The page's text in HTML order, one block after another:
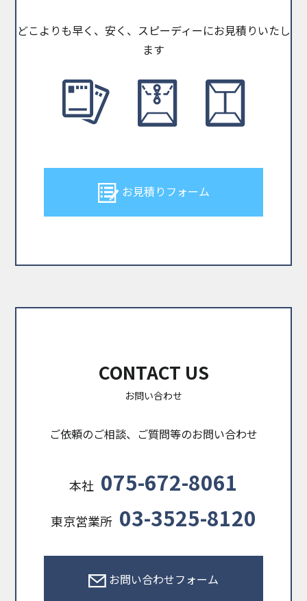
どこよりも早く、安く、スピーディーにお見積りいたし
ます
お見積りフォーム
CONTACT US
お問い合わせ
ご依頼のご相談、ご質問等のお問い合わせ
本社 075-672-8061
東京営業所 03-3525-8120
お問い合わせフォーム